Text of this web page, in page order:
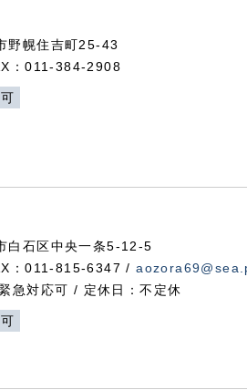
幌住吉町25-43
：011-384-2908
石区中央一条5-12-5
：011-815-6347 /
対応可 / 定休日：不定休